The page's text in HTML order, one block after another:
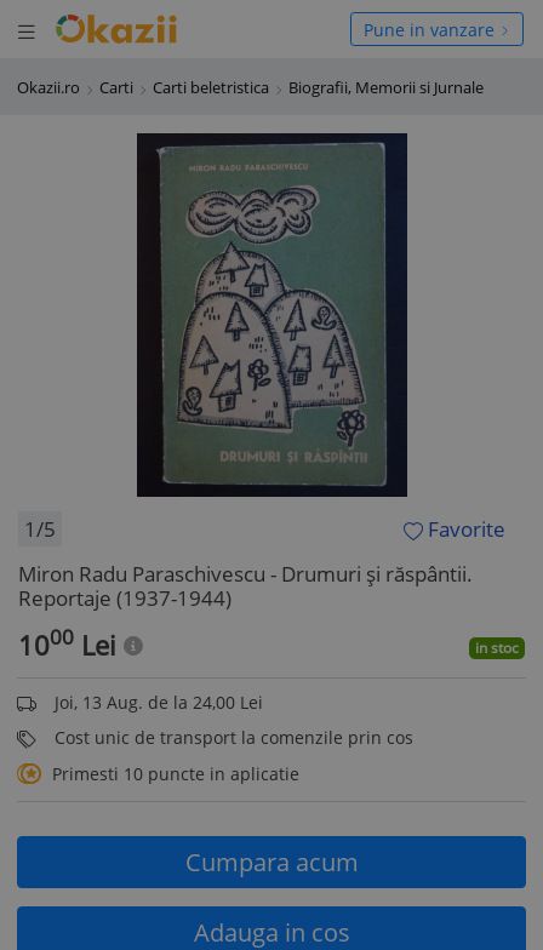
Deschide meniul
meniul Pune in vanzare
Okazii.ro Carti Carti beletristica Biografii, Memorii si Jurnale
1/5
Favorite
Miron Radu Paraschivescu - Drumuri și răspântii.
Reportaje (1937-1944)
1000 Lei in stoc
Joi, 13 Aug. de la 24,00 Lei
Cost unic de transport la comenzile prin cos
Primesti 10 puncte in aplicatie
Cumpara acum
Adauga in cos